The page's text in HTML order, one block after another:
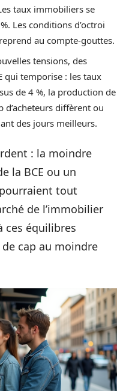
taux immobiliers se
Les conditions d’octroi
au compte-gouttes.
tensions, des
qui temporise : les taux
de 4 %, la production de
d’acheteurs diffèrent ou
des jours meilleurs.
: la moindre
la BCE ou un
tout
de l’immobilier
ces équilibres
cap au moindre